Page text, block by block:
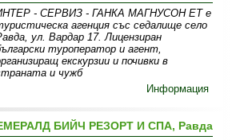
- СЕРВИЗ - ГАНКА МАГНУСОН ЕТ е
агенция със седалище село
ул. Вардар 17. Лицензиран
туроператор и агент,
екскурзии и почивки в
и чужб
Информация
БИЙЧ РЕЗОРТ И СПА, Равда